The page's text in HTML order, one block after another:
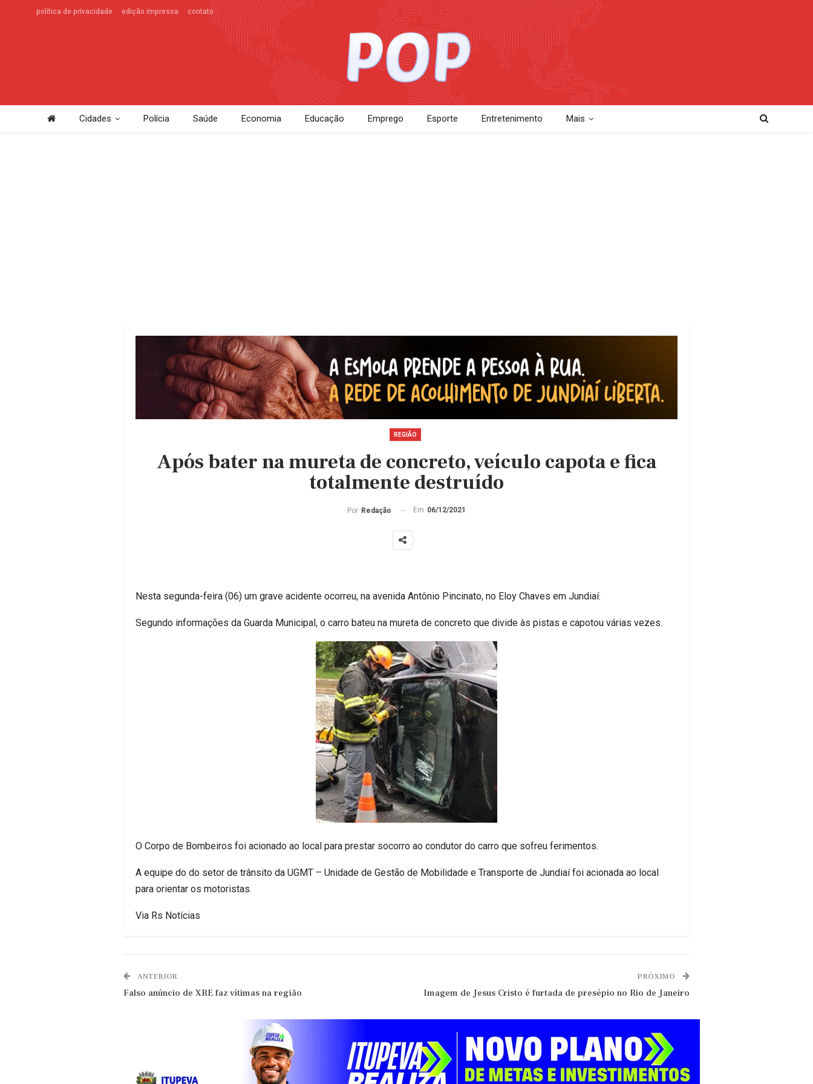
política de privacidade edição impressa contato
Cidades Polícia Saúde Economia Educação Emprego Esporte Entretenimento Mais
REGIÃO
Após bater na mureta de concreto, veículo capota e fica
totalmente destruído
Por Redação Em 06/12/2021
Nesta segunda-feira (06) um grave acidente ocorreu, na avenida Antônio Pincinato, no Eloy Chaves em Jundiaí.
Segundo informações da Guarda Municipal, o carro bateu na mureta de concreto que divide às pistas e capotou várias vezes.
O Corpo de Bombeiros foi acionado ao local para prestar socorro ao condutor do carro que sofreu ferimentos.
A equipe do do setor de trânsito da UGMT – Unidade de Gestão de Mobilidade e Transporte de Jundiaí foi acionada ao local
para orientar os motoristas.
Via Rs Notícias
ANTERIOR
Falso anúncio de XRE faz vítimas na região
PRÓXIMO
Imagem de Jesus Cristo é furtada de presépio no Rio de Janeiro